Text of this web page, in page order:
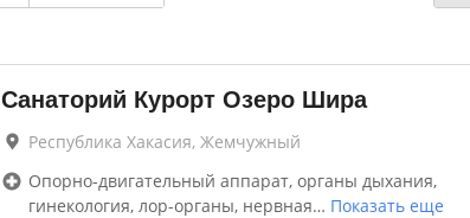
Санаторий Курорт Озеро Шира
Республика Хакасия, Жемчужный
Опорно-двигательный аппарат, органы дыхания,
гинекология, лор-органы, нервная… Показать еще